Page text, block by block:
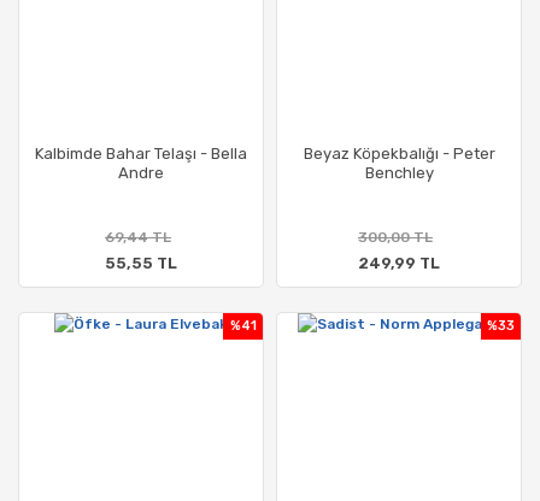
Kalbimde Bahar Telaşı - Bella
Andre
69,44 TL
55,55 TL
Beyaz Köpekbalığı - Peter
Benchley
300,00 TL
249,99 TL
%41 %33